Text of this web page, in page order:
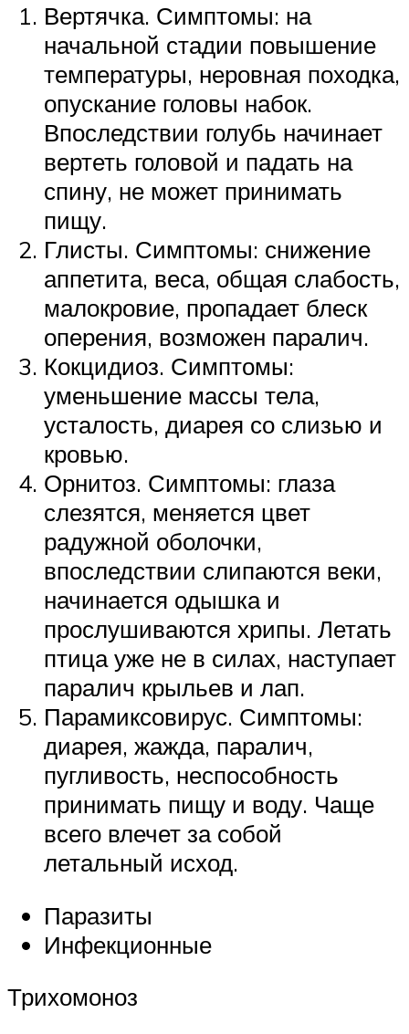
Вертячка. Симптомы: на
начальной стадии повышение
температуры, неровная походка,
опускание головы набок.
Впоследствии голубь начинает
вертеть головой и падать на
спину, не может принимать
пищу.
Глисты. Симптомы: снижение
аппетита, веса, общая слабость,
малокровие, пропадает блеск
оперения, возможен паралич.
Кокцидиоз. Симптомы:
уменьшение массы тела,
усталость, диарея со слизью и
кровью.
Орнитоз. Симптомы: глаза
слезятся, меняется цвет
радужной оболочки,
впоследствии слипаются веки,
начинается одышка и
прослушиваются хрипы. Летать
птица уже не в силах, наступает
паралич крыльев и лап.
Парамиксовирус. Симптомы:
диарея, жажда, паралич,
пугливость, неспособность
принимать пищу и воду. Чаще
всего влечет за собой
летальный исход.
Паразиты
Инфекционные
Трихомоноз